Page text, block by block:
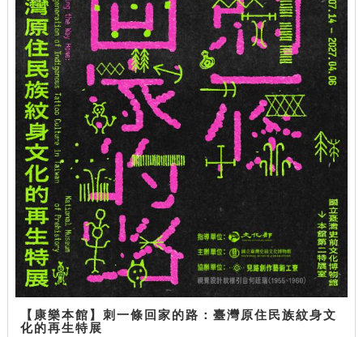
【康樂本館】刺一條回家的路：臺灣原住民族紋身文
化的再生特展